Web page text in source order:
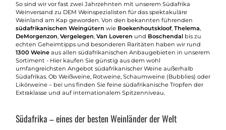
So sind wir vor fast zwei Jahrzehnten mit unserem Südafrika
Weinversand zu DEM Weinspezialisten für das spektakuläre
Weinland am Kap geworden. Von den bekannten führenden
südafrikanischen Weingütern wie Boekenhoutskloof, Thelema,
DeMorgenzon, Vergelegen, Van Loveren und Boschendal bis zu
echten Geheimtipps und besonderen Raritäten haben wir rund
1300 Weine aus allen südafrikanischen Anbaugebieten in unserem
Sortiment - Hier kaufen Sie günstig aus dem wohl
umfangreichsten Angebot südafrikanischer Weine außerhalb
Südafrikas. Ob Weißweine, Rotweine, Schaumweine (Bubblies) oder
Likörweine – bei uns finden Sie feine südafrikanische Tropfen der
Extraklasse und auf internationalem Spitzenniveau.
Südafrika – eines der besten Weinländer der Welt